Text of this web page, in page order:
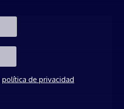
política de privacidad